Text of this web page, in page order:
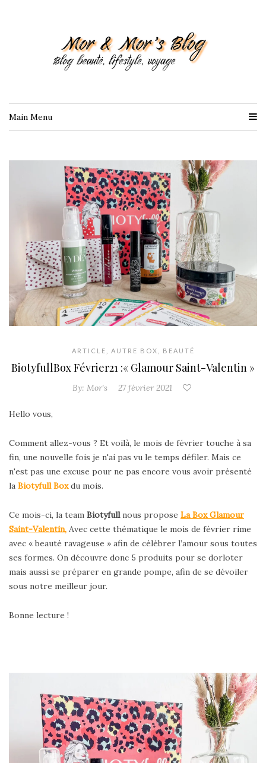
Main Menu
ARTICLE AUTRE BOX BEAUTÉ
BiotyfullBox Février21 :« Glamour Saint-Valentin »
By: Mor's 27 février 2021
Hello vous,
Comment allez-vous ? Et voilà, le mois de février touche à sa
fin, une nouvelle fois je n'ai pas vu le temps défiler. Mais ce
n'est pas une excuse pour ne pas encore vous avoir présenté
la Biotyfull Boxdu mois.
Ce mois-ci, la team Biotyfullnous propose La Box Glamour
Saint-Valentin, Avec cette thématique le mois de février rime
avec « beauté ravageuse » afin de célébrer l’amour sous toutes
ses formes. On découvre donc 5 produits pour se dorloter
mais aussi se préparer en grande pompe, afin de se dévoiler
sous notre meilleur jour.
Bonne lecture !